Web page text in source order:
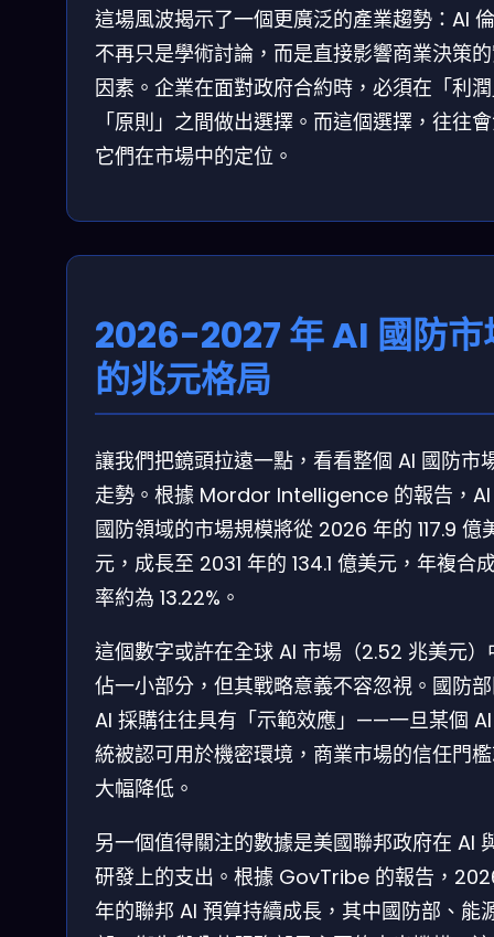
這場風波揭示了一個更廣泛的產業趨勢：AI
不再只是學術討論，而是直接影響商業決策
因素。企業在面對政府合約時，必須在「利
「原則」之間做出選擇。而這個選擇，往往
它們在市場中的定位。
2026-2027 年 AI 國防市
的兆元格局
讓我們把鏡頭拉遠一點，看看整個 AI 國防市
走勢。根據 Mordor Intelligence 的報告，
國防領域的市場規模將從 2026 年的 117.9 億
元，成長至 2031 年的 134.1 億美元，年複合
率約為 13.22%。
這個數字或許在全球 AI 市場（2.52 兆美元）
佔一小部分，但其戰略意義不容忽視。國防
AI 採購往往具有「示範效應」——一旦某個
統被認可用於機密環境，商業市場的信任門
大幅降低。
另一個值得關注的數據是美國聯邦政府在 AI
研發上的支出。根據 GovTribe 的報告，
年的聯邦 AI 預算持續成長，其中國防部、能